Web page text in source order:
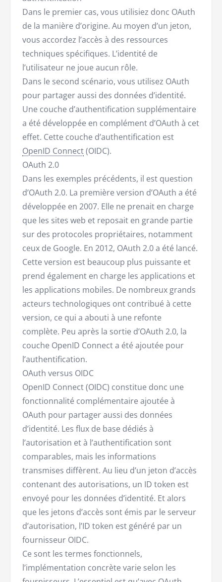
Dans le premier cas, vous utilisiez donc OAuth
de la manière d’origine. Au moyen d’un jeton,
vous accordez l’accès à des ressources
techniques spécifiques. L’identité de
l’utilisateur ne joue aucun rôle.
Dans le second scénario, vous utilisez OAuth
pour partager aussi des données d’identité.
Une couche d’authentification supplémentaire
a été développée en complément d’OAuth à cet
effet. Cette couche d’authentification est
OpenID Connect(OIDC).
OAuth 2.0
Dans les exemples précédents, il est question
d’OAuth 2.0. La première version d’OAuth a été
développée en 2007. Elle ne prenait en charge
que les sites web et reposait en grande partie
sur des protocoles propriétaires, notamment
ceux de Google. En 2012, OAuth 2.0 a été lancé.
Cette version est beaucoup plus puissante et
prend également en charge les applications et
les applications mobiles. De nombreux grands
acteurs technologiques ont contribué à cette
version, ce qui a abouti à une refonte
complète. Peu après la sortie d’OAuth 2.0, la
couche OpenID Connect a été ajoutée pour
l’authentification.
OAuth versus OIDC
OpenID Connect (OIDC) constitue donc une
fonctionnalité complémentaire ajoutée à
OAuth pour partager aussi des données
d’identité. Les flux de base dédiés à
l’autorisation et à l’authentification sont
comparables, mais les informations
transmises diffèrent. Au lieu d’un jeton d’accès
contenant des autorisations, un ID token est
envoyé pour les données d’identité. Et alors
que les jetons d’accès sont émis par le serveur
d’autorisation, l’ID token est généré par un
fournisseur OIDC.
Ce sont les termes fonctionnels,
l’implémentation concrète varie selon les